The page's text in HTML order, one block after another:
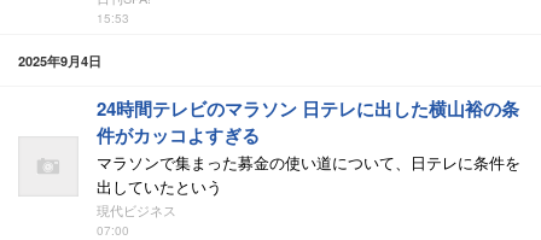
15:53
2025年9月4日
24時間テレビのマラソン 日テレに出した横山裕の条
件がカッコよすぎる
マラソンで集まった募金の使い道について、日テレに条件を
出していたという
現代ビジネス
07:00